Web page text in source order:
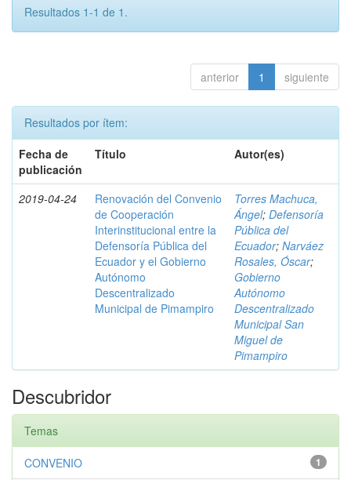
Resultados 1-1 de 1.
anterior 1 siguiente
Resultados por ítem:
Fecha de
publicación
Título Autor(es)
2019-04-24
Renovación del Convenio
de Cooperación
Interinstitucional entre la
Defensoría Pública del
Ecuador y el Gobierno
Autónomo
Descentralizado
Municipal de Pimampiro
Torres Machuca,
Ángel; Defensoría
Pública del
Ecuador; Narváez
Rosales, Óscar;
Gobierno
Autónomo
Descentralizado
Municipal San
Miguel de
Pimampiro
Descubridor
Temas
1
CONVENIO